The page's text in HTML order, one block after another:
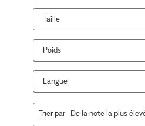
Taille
Poids
Langue
Trier par De la note la plus